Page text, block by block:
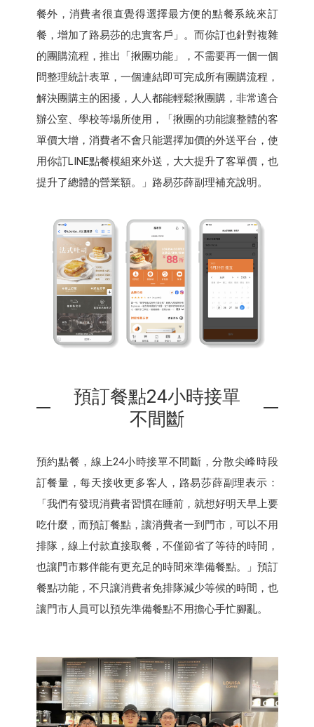
餐外，消費者很直覺得選擇最方便的點餐系統來訂
餐，增加了路易莎的忠實客戶」。而你訂也針對複雜
的團購流程，推出「揪團功能」，不需要再一個一個
問整理統計表單，一個連結即可完成所有團購流程，
解決團購主的困擾，人人都能輕鬆揪團購，非常適合
辦公室、學校等場所使用，「揪團的功能讓整體的客
單價大增，消費者不會只能選擇加價的外送平台，使
用你訂LINE點餐模組來外送，大大提升了客單價，也
提升了總體的營業額。」路易莎薛副理補充說明。
預訂餐點24小時接單
不間斷
預約點餐，線上24小時接單不間斷，分散尖峰時段
訂餐量，每天接收更多客人，路易莎薛副理表示：
「我們有發現消費者習慣在睡前，就想好明天早上要
吃什麼，而預訂餐點，讓消費者一到門市，可以不用
排隊，線上付款直接取餐，不僅節省了等待的時間，
也讓門市夥伴能有更充足的時間來準備餐點。」預訂
餐點功能，不只讓消費者免排隊減少等候的時間，也
讓門市人員可以預先準備餐點不用擔心手忙腳亂。